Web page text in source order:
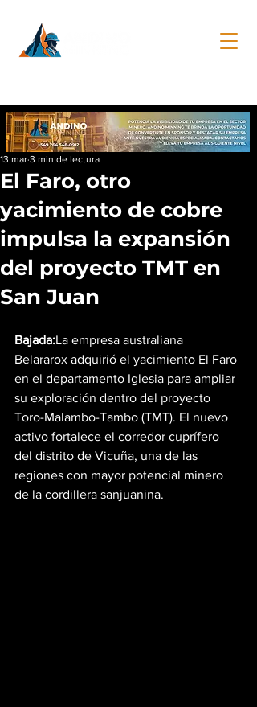
El Faro, otro
yacimiento de cobre
impulsa la expansión
del proyecto TMT en
San Juan
13 mar 3 min de lectura
Bajada:La empresa australiana
Belararox adquirió el yacimiento El Faro
en el departamento Iglesia para ampliar
su exploración dentro del proyecto
Toro-Malambo-Tambo (TMT). El nuevo
activo fortalece el corredor cuprífero
del distrito de Vicuña, una de las
regiones con mayor potencial minero
de la cordillera sanjuanina.